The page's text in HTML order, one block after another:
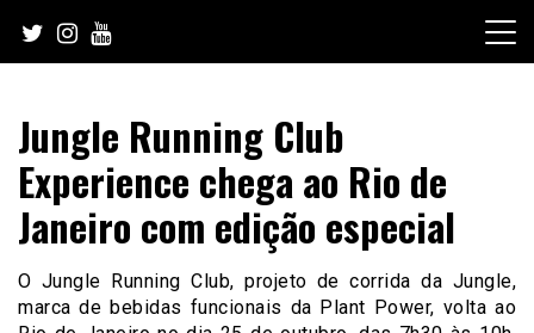
content
Jungle Running Club
Experience chega ao Rio de
Janeiro com edição especial
O Jungle Running Club, projeto de corrida da Jungle,
marca de bebidas funcionais da Plant Power, volta ao